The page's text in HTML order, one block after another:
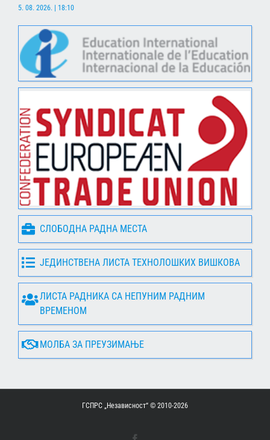
5. 08. 2026. | 18:10
СЛОБОДНА РАДНА МЕСТА
ЈЕДИНСТВЕНА ЛИСТА ТЕХНОЛОШКИХ ВИШКОВА
ЛИСТА РАДНИКА СА НЕПУНИМ РАДНИМ
ВРЕМЕНОМ
МОЛБА ЗА ПРЕУЗИМАЊЕ
ГСПРС „Независност“ © 2010-2026